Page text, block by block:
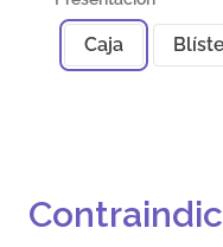
Caja